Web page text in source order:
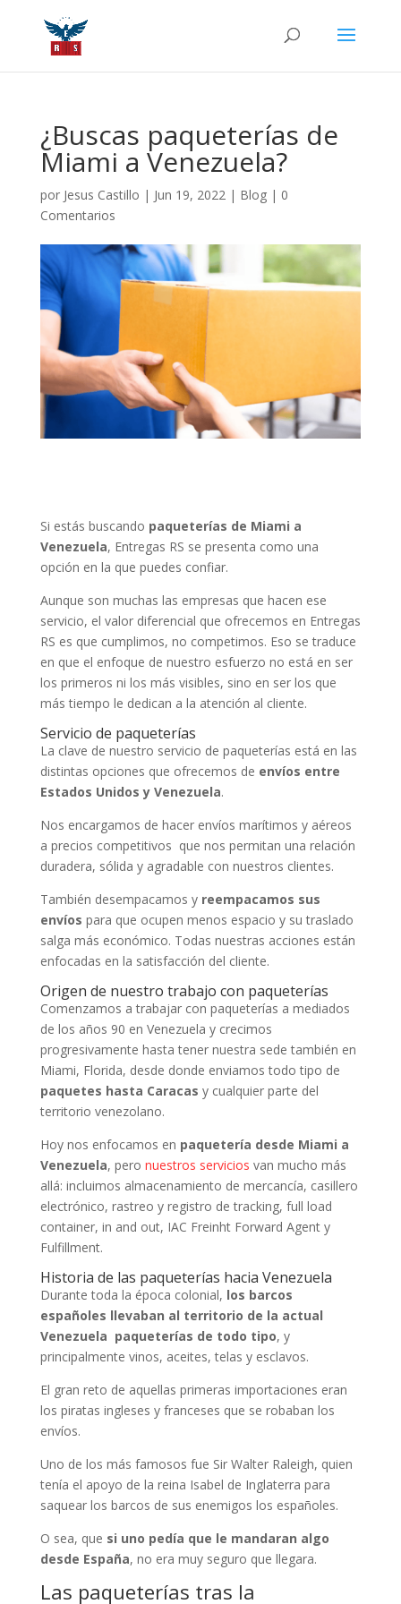
¿Buscas paqueterías de
Miami a Venezuela?
por Jesus Castillo | Jun 19, 2022| Blog| 0
Comentarios
Si estás buscando paqueterías de Miami a
Venezuela, Entregas RS se presenta como una
opción en la que puedes confiar.
Aunque son muchas las empresas que hacen ese
servicio, el valor diferencial que ofrecemos en Entregas
RS es que cumplimos, no competimos. Eso se traduce
en que el enfoque de nuestro esfuerzo no está en ser
los primeros ni los más visibles, sino en ser los que
más tiempo le dedican a la atención al cliente.
Servicio de paqueterías
La clave de nuestro servicio de paqueterías está en las
distintas opciones que ofrecemos de envíos entre
Estados Unidos y Venezuela.
Nos encargamos de hacer envíos marítimos y aéreos
a precios competitivos que nos permitan una relación
duradera, sólida y agradable con nuestros clientes.
También desempacamos y reempacamos sus
envíos para que ocupen menos espacio y su traslado
salga más económico. Todas nuestras acciones están
enfocadas en la satisfacción del cliente.
Origen de nuestro trabajo con paqueterías
Comenzamos a trabajar con paqueterías a mediados
de los años 90 en Venezuela y crecimos
progresivamente hasta tener nuestra sede también en
Miami, Florida, desde donde enviamos todo tipo de
paquetes hasta Caracas y cualquier parte del
territorio venezolano.
Hoy nos enfocamos en paquetería desde Miami a
Venezuela, pero nuestros servicios van mucho más
allá: incluimos almacenamiento de mercancía, casillero
electrónico, rastreo y registro de tracking, full load
container, in and out, IAC Freinht Forward Agent y
Fulfillment.
Historia de las paqueterías hacia Venezuela
Durante toda la época colonial, los barcos
españoles llevaban al territorio de la actual
Venezuela paqueterías de todo tipo, y
principalmente vinos, aceites, telas y esclavos.
El gran reto de aquellas primeras importaciones eran
los piratas ingleses y franceses que se robaban los
envíos.
Uno de los más famosos fue Sir Walter Raleigh, quien
tenía el apoyo de la reina Isabel de Inglaterra para
saquear los barcos de sus enemigos los españoles.
O sea, que si uno pedía que le mandaran algo
desde España, no era muy seguro que llegara.
Las paqueterías tras la